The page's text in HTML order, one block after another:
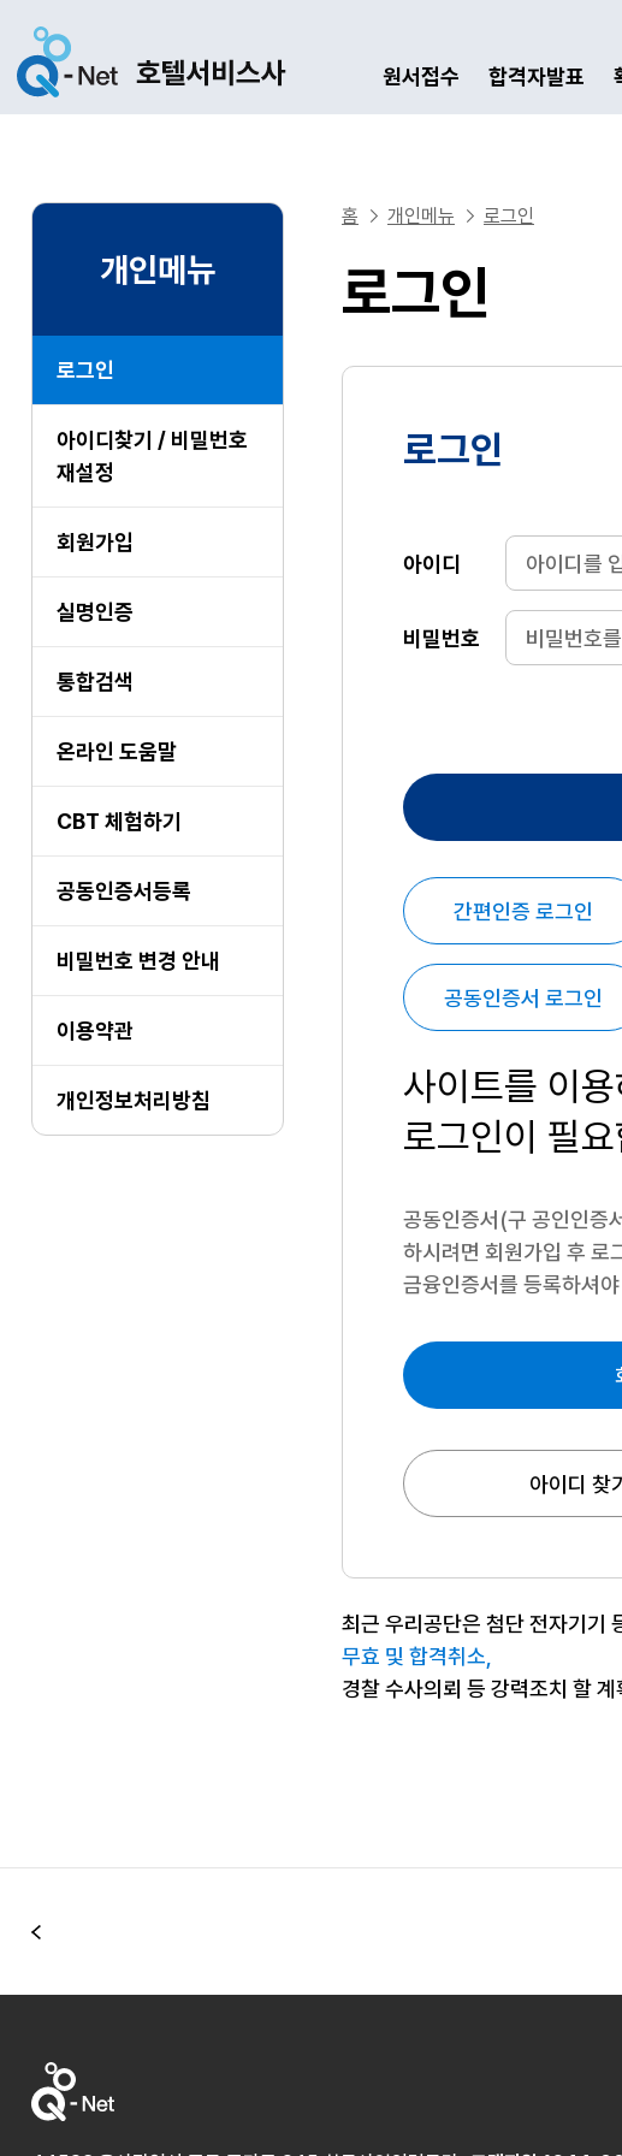
원서접수 합격자발표
개인메뉴
로그인
아이디찾기 / 비밀번호
재설정
회원가입
실명인증
통합검색
온라인 도움말
CBT 체험하기
공동인증서등록
비밀번호 변경 안내
이용약관
개인정보처리방침
홈 개인메뉴 로그인
로그인
로그인
아이디
비밀번호
간편인증 로그인
공동인증서 로그인
사이트를 이용
로그인이 필
공동인증서(구 공인인증
하시려면 회원가입 후 로
금융인증서를 등록하셔
아이디 찾
최근 우리공단은 첨단 전자기기
무효 및 합격취소,
경찰 수사의뢰 등 강력조치 할